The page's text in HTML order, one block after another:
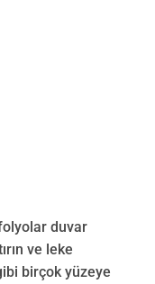
duvar
ve leke
birçok yüzeye